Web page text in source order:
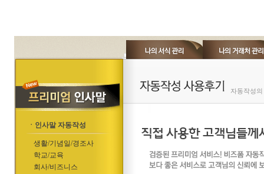
ㆍ인사말 자동작성
생활/기념일/경조사
학교/교육
회사/비즈니스
자동작성